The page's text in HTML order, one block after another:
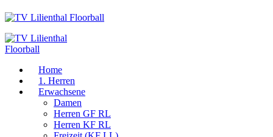
Home
1. Herren
Erwachsene
Damen
Herren GF RL
Herren KF RL